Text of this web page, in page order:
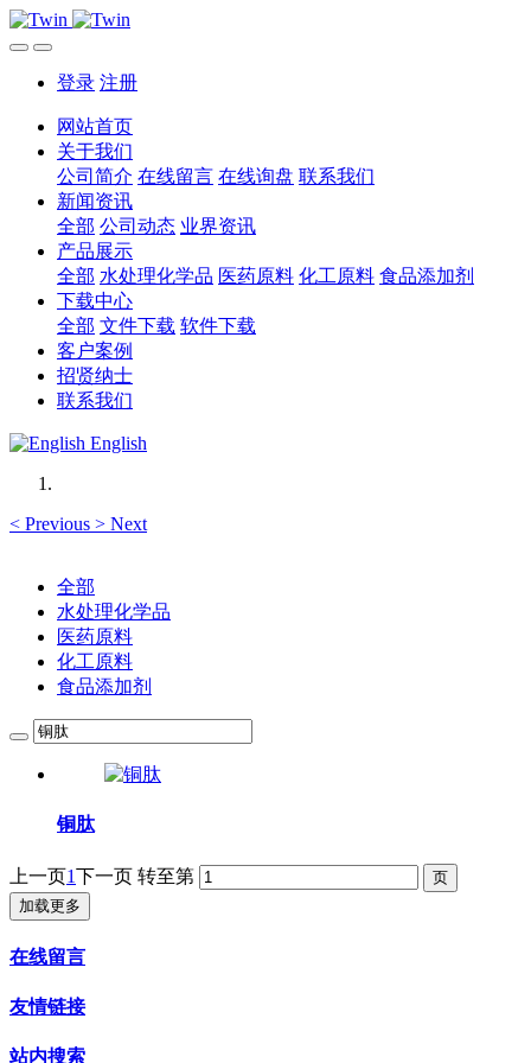
登录 注册
网站首页
关于我们
公司简介 在线留言 在线询盘 联系我们
新闻资讯
全部 公司动态 业界资讯
产品展示
全部 水处理化学品 医药原料 化工原料 食品添加剂
下载中心
全部 文件下载 软件下载
客户案例
招贤纳士
联系我们
English
< Previous > Next
全部
水处理化学品
医药原料
化工原料
食品添加剂
铜肽
上一页1下一页 转至第
加载更多
在线留言
友情链接
站内搜索